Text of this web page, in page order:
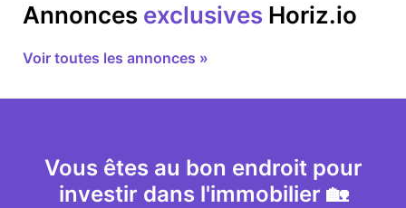
Annonces exclusives Horiz.io
Voir toutes les annonces »
Vous êtes au bon endroit pour
investir dans l'immobilier 🏡